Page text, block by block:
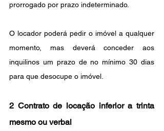
prorrogado por prazo indeterminado.
O locador poderá pedir o imóvel a qualquer
momento, mas deverá conceder aos
inquilinos um prazo de no mínimo 30 dias
para que desocupe o imóvel.
2 Contrato de locação inferior a trinta
mesmo ou verbal